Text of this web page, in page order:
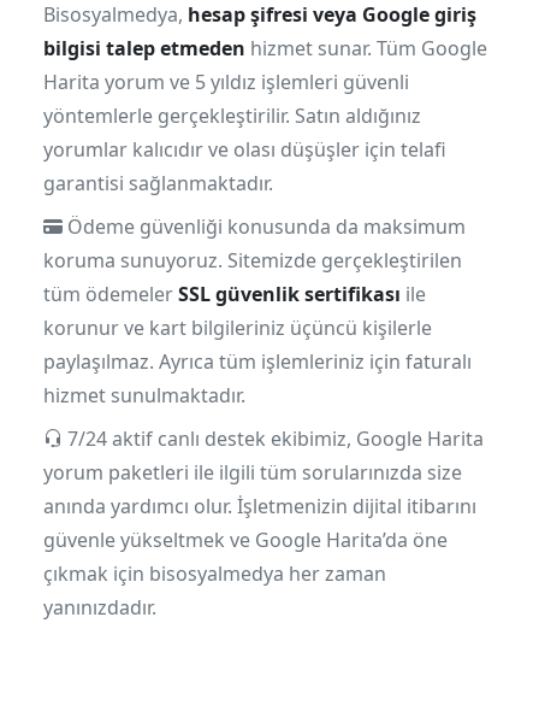
Bisosyalmedya, hesap şifresi veya Google giriş
bilgisi talep etmeden hizmet sunar. Tüm Google
Harita yorum ve 5 yıldız işlemleri güvenli
yöntemlerle gerçekleştirilir. Satın aldığınız
yorumlar kalıcıdır ve olası düşüşler için telafi
garantisi sağlanmaktadır.
Ödeme güvenliği konusunda da maksimum
koruma sunuyoruz. Sitemizde gerçekleştirilen
tüm ödemelerSSL güvenlik sertifikası ile
korunur ve kart bilgileriniz üçüncü kişilerle
paylaşılmaz. Ayrıca tüm işlemleriniz için faturalı
hizmet sunulmaktadır.
7/24 aktif canlı destek ekibimiz, Google Harita
yorum paketleri ile ilgili tüm sorularınızda size
anında yardımcı olur. İşletmenizin dijital itibarını
güvenle yükseltmek ve Google Harita’da öne
çıkmak için bisosyalmedya her zaman
yanınızdadır.